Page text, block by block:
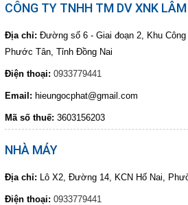
CÔNG TY TNHH TM DV XNK
Địa chỉ: Đường số 6 - Giai đoạn 2, Khu
Phước Tân, Tỉnh Đồng Nai
Điện thoại: 0933779441
Email: hieungocphat@gmail.com
Mã số thuế: 3603156203
NHÀ MÁY
Địa chỉ: Lô X2, Đường 14, KCN Hố Nai,
Điện thoại: 0933779441
HOÁ CHẤT DỆT NHUỘM
HOÁ CHẤT CƠ BẢN
HOÁ CHẤT XỬ LÝ NƯỚC
HÓA CHẤT VI LƯỢNG
HOÁ CHẤT NGHÀNH GIẤY
HOÁ CHẤT XI MẠ
HOÁ CHẤT NGHÀNH CAO SU
HOÁ CHẤT TẨY RỬA
HOÁ CHẤT THÍ NGHIỆM